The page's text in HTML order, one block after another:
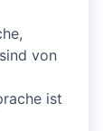
von
ist